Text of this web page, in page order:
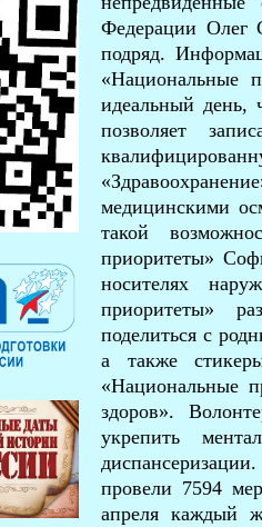
Федерации Олег
подряд.
«Национальные
идеальный день,
позволяет
медицинскими
такой
приоритеты»
носителях
приоритеты»
поделиться c
а также
«Национальные
здоров».
укрепить
провели 7594
апреля каждый